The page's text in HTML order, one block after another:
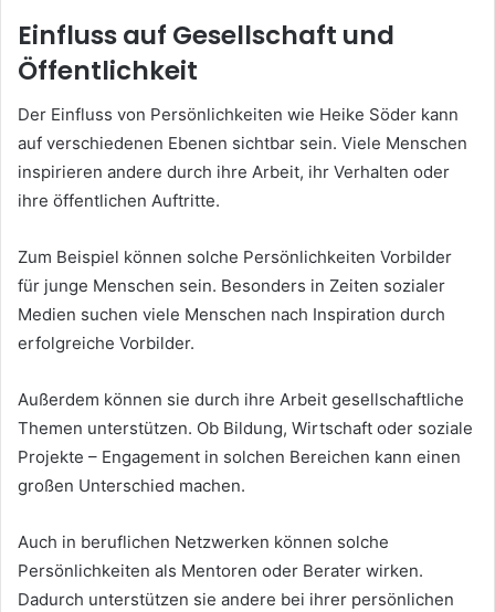
Einfluss auf Gesellschaft und
Öffentlichkeit
Der Einfluss von Persönlichkeiten wie Heike Söder kann
auf verschiedenen Ebenen sichtbar sein. Viele Menschen
inspirieren andere durch ihre Arbeit, ihr Verhalten oder
ihre öffentlichen Auftritte.
Zum Beispiel können solche Persönlichkeiten Vorbilder
für junge Menschen sein. Besonders in Zeiten sozialer
Medien suchen viele Menschen nach Inspiration durch
erfolgreiche Vorbilder.
Außerdem können sie durch ihre Arbeit gesellschaftliche
Themen unterstützen. Ob Bildung, Wirtschaft oder soziale
Projekte – Engagement in solchen Bereichen kann einen
großen Unterschied machen.
Auch in beruflichen Netzwerken können solche
Persönlichkeiten als Mentoren oder Berater wirken.
Dadurch unterstützen sie andere bei ihrer persönlichen